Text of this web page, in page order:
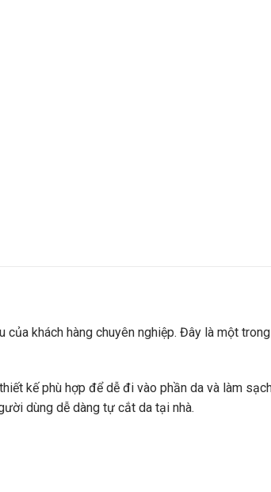
khách hàng chuyên nghiệp. Đây là một
kế phù hợp để dễ đi vào phần da và làm
dùng dễ dàng tự cắt da tại nhà.